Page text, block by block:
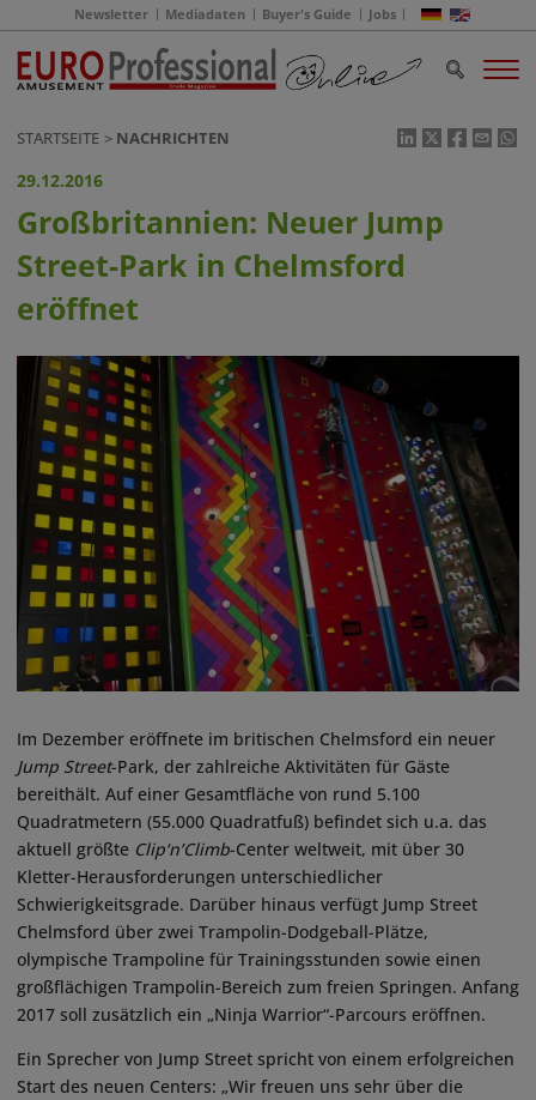
Newsletter Mediadaten Buyer's Guide Jobs
STARTSEITE NACHRICHTEN
29.12.2016
Großbritannien: Neuer Jump
Street-Park in Chelmsford
eröffnet
Im Dezember eröffnete im britischen Chelmsford ein neuer
Jump Street-Park, der zahlreiche Aktivitäten für Gäste
bereithält. Auf einer Gesamtfläche von rund 5.100
Quadratmetern (55.000 Quadratfuß) befindet sich u.a. das
aktuell größte Clip‘n’Climb-Center weltweit, mit über 30
Kletter-Herausforderungen unterschiedlicher
Schwierigkeitsgrade. Darüber hinaus verfügt Jump Street
Chelmsford über zwei Trampolin-Dodgeball-Plätze,
olympische Trampoline für Trainingsstunden sowie einen
großflächigen Trampolin-Bereich zum freien Springen. Anfang
2017 soll zusätzlich ein „Ninja Warrior“-Parcours eröffnen.
Ein Sprecher von Jump Street spricht von einem erfolgreichen
Start des neuen Centers: „Wir freuen uns sehr über die